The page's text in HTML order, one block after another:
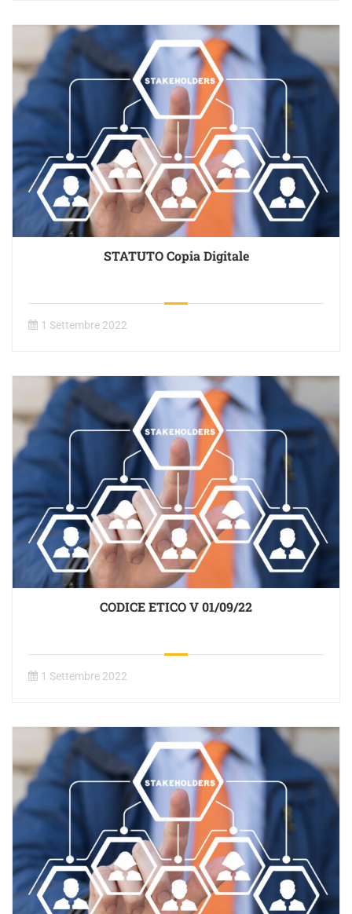
STATUTO Copia Digitale
1 Settembre 2022
CODICE ETICO V 01/09/22
1 Settembre 2022